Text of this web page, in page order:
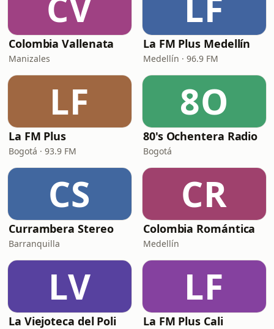
Colombia Vallenata
Manizales
La FM Plus Medellín
Medellín · 96.9 FM
LF
La FM Plus
Bogotá · 93.9 FM
8O
80's Ochentera Radio
Bogotá
CS
Currambera Stereo
Barranquilla
CR
Colombia Romántica
Medellín
LV
La Viejoteca del Poli
LF
La FM Plus Cali